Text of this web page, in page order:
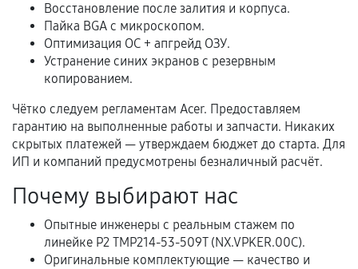
Когда гарантия не действует
Нарушение правил эксплуатации,
механические повреждения, попадание влаги,
перегрев, коррозия.
Самостоятельный ремонт или вмешательство
третьих лиц.
Естественный износ деталей, если иное не
Обращение после окончания гарантийного
срока.
Восстановление после залития и корпуса.
Пайка BGA с микроскопом.
Оптимизация ОС + апгрейд ОЗУ.
Устранение синих экранов с резервным
копированием.
Чётко следуем регламентам Acer. Предоставляем
гарантию на выполненные работы и запчасти. Никаких
скрытых платежей — утверждаем бюджет до старта. Для
ИП и компаний предусмотрены безналичный расчёт.
Почему выбирают нас
Опытные инженеры с реальным стажем по
линейке P2 TMP214-53-509T (NX.VPKER.00C).
Оригинальные комплектующие — качество и